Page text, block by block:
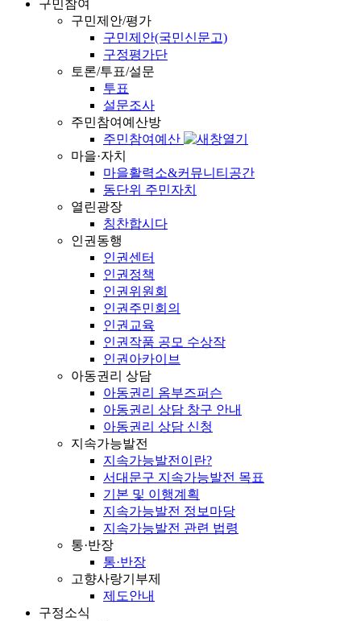
구민참여
구민제안/평가
구민제안(국민신문고)
구정평가단
토론/투표/설문
투표
설문조사
주민참여예산방
주민참여예산
마을·자치
마을활력소&커뮤니티공간
동단위 주민자치
열린광장
칭찬합시다
인권동행
인권센터
인권정책
인권위원회
인권주민회의
인권교육
인권작품 공모 수상작
인권아카이브
아동권리 상담
아동권리 옴부즈퍼슨
아동권리 상담 창구 안내
아동권리 상담 신청
지속가능발전
지속가능발전이란?
서대문구 지속가능발전 목표
기본 및 이행계획
지속가능발전 정보마당
지속가능발전 관련 법령
통·반장
통·반장
고향사랑기부제
제도안내
구정소식